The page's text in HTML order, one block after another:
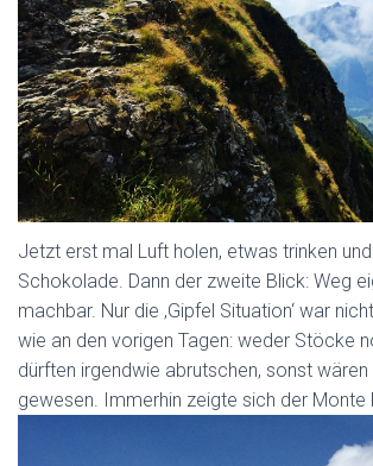
Jetzt erst mal Luft holen, etwas trinken
Schokolade. Dann der zweite Blick: Weg
machbar. Nur die ‚Gipfel Situation‘ war
wie an den vorigen Tagen: weder Stöcke
dürften irgendwie abrutschen, sonst
gewesen. Immerhin zeigte sich der Monte